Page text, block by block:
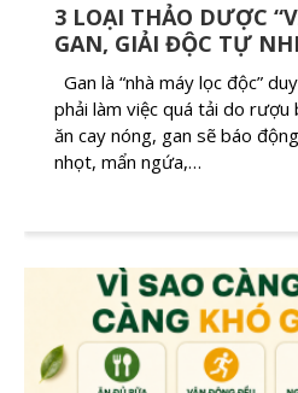
3 LOẠI THẢO DƯỢC
GAN, GIẢI ĐỘC TỰ
Gan là “nhà máy lọc độc”
phải làm việc quá tải do rượu
ăn cay nóng, gan sẽ báo
nhọt, mẩn ngứa,…